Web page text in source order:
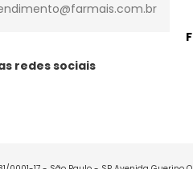
redes sociais